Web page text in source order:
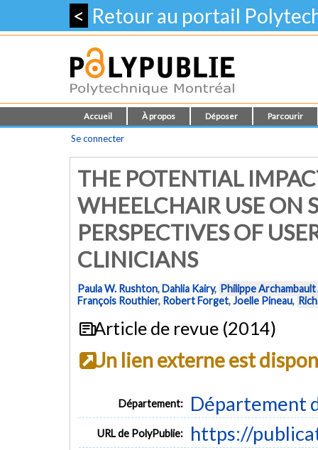
< Retour au portail
Accueil À propos Déposer Parcourir
Se connecter
THE POTENTIAL
WHEELCHAIR USE ON
PERSPECTIVES OF
CLINICIANS
Paula W. Rushton,Dahlia Kairy, Philippe Archambault
François Routhier, Robert Forget,Joelle Pineau,
Article de revue (2014)
Un lien externe est
Département: Département
URL de PolyPublie: https://